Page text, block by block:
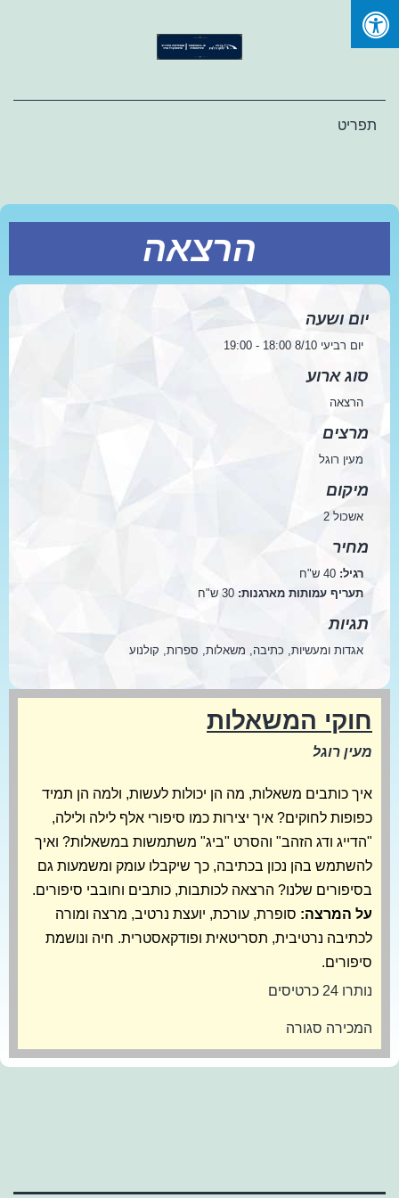
Skip
תפריט
הרצאה
יום ושעה
יום רביעי 8/10 18:00 - 19:00
סוג ארוע
הרצאה
מרצים
מעין רוגל
מיקום
אשכול 2
מחיר
רגיל: 40 ש"ח
תעריף עמותות מארגנות: 30 ש"ח
תגיות
אגדות ומעשיות, כתיבה, משאלות, ספרות, קולנוע
חוקי המשאלות
מעין רוגל
איך כותבים משאלות, מה הן יכולות לעשות, ולמה הן תמיד
כפופות לחוקים? איך יצירות כמו סיפורי אלף לילה ולילה,
"הדייג ודג הזהב" והסרט "ביג" משתמשות במשאלות? ואיך
להשתמש בהן נכון בכתיבה, כך שיקבלו עומק ומשמעות גם
בסיפורים שלנו? הרצאה לכותבות, כותבים וחובבי סיפורים.
על המרצה: סופרת, עורכת, יועצת נרטיב, מרצה ומורה
לכתיבה נרטיבית, תסריטאית ופודקאסטרית. חיה ונושמת
סיפורים.
נותרו 24 כרטיסים
המכירה סגורה